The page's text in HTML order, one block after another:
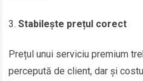
Stabilește prețul corect
Prețul unui serviciu premium
percepută de client, dar și